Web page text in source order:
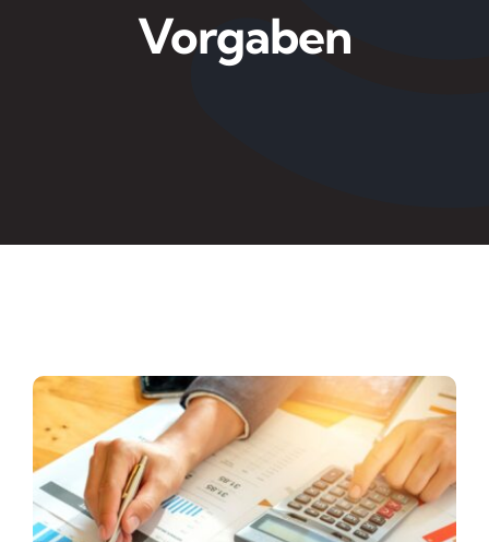
Vorgaben